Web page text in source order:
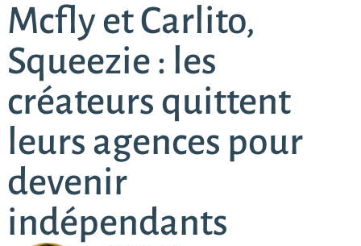
Mcfly et Carlito,
Squeezie : les
créateurs quittent
leurs agences pour
devenir
indépendants